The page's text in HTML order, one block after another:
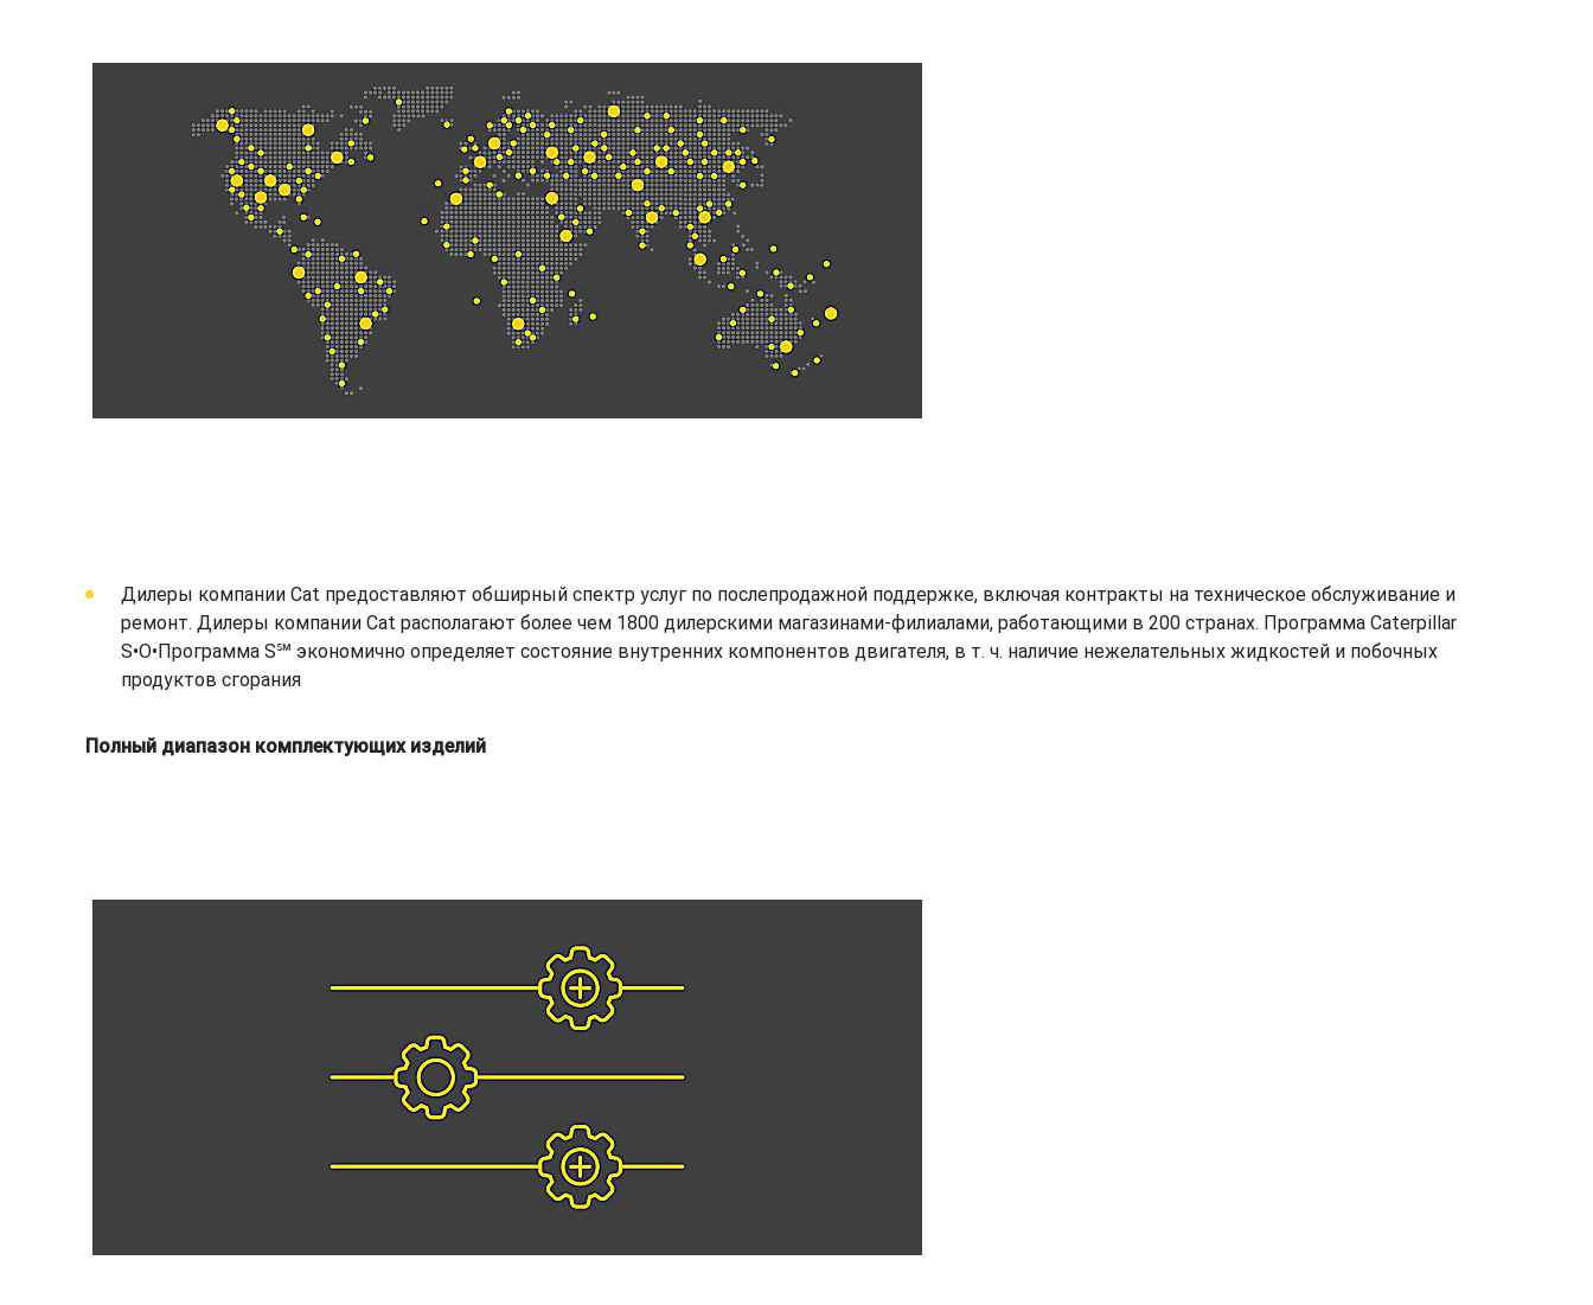
Дилеры компании Cat предоставляют обширный спектр услуг по послепродажной поддержке, включая контракты на техническое обслуживание и
ремонт. Дилеры компании Cat располагают более чем 1800 дилерскими магазинами-филиалами, работающими в 200 странах. Программа Caterpillar
S•O•Программа S℠ экономично определяет состояние внутренних компонентов двигателя, в т. ч. наличие нежелательных жидкостей и побочных
продуктов сгорания
Полный диапазон комплектующих изделий